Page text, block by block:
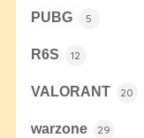
PUBG 5
R6S 12
VALORANT 20
warzone 29